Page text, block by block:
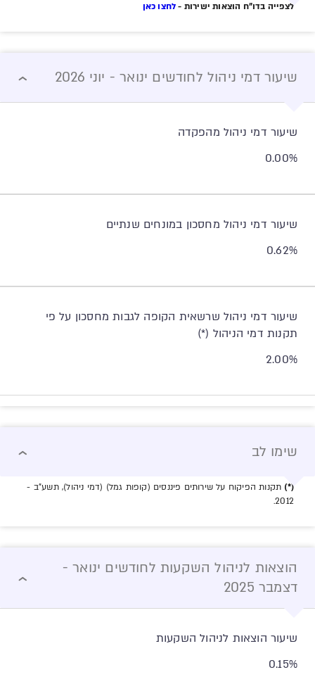
לצפייה בדו"ח הוצאות ישירות -לחצו כאן
שיעור דמי ניהול לחודשים ינואר - יוני 2026
שיעור דמי ניהול מהפקדה
0.00%
שיעור דמי ניהול מחסכון במונחים שנתיים
0.62%
שיעור דמי ניהול שרשאית הקופה לגבות מחסכון על פי
תקנות דמי הניהול (*)
2.00%
שימו לב
(*) תקנות הפיקוח על שירותים פיננסים (קופות גמל) (דמי ניהול), תשע"ב -
2012.
הוצאות לניהול השקעות לחודשים ינואר -
דצמבר 2025
שיעור הוצאות לניהול השקעות
0.15%